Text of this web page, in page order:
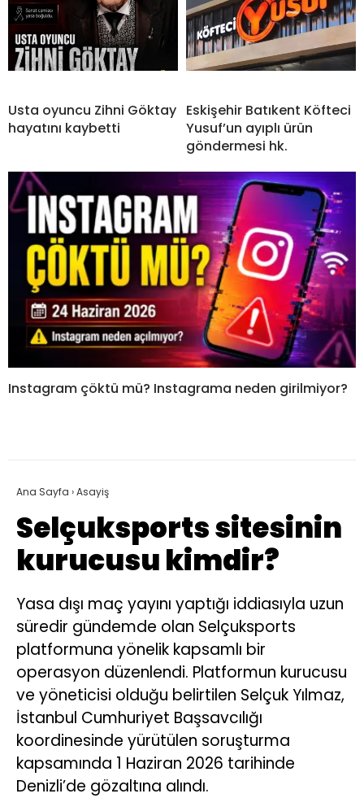
Usta oyuncu Zihni Göktay
hayatını kaybetti
Eskişehir Batıkent Köfteci
Yusuf’un ayıplı ürün
göndermesi hk.
Instagram çöktü mü? Instagrama neden girilmiyor?
Ana Sayfa ›Asayiş
Selçuksports sitesinin
kurucusu kimdir?
Yasa dışı maç yayını yaptığı iddiasıyla uzun
süredir gündemde olan Selçuksports
platformuna yönelik kapsamlı bir
operasyon düzenlendi. Platformun kurucusu
ve yöneticisi olduğu belirtilen Selçuk Yılmaz,
İstanbul Cumhuriyet Başsavcılığı
koordinesinde yürütülen soruşturma
kapsamında 1 Haziran 2026 tarihinde
Denizli’de gözaltına alındı.